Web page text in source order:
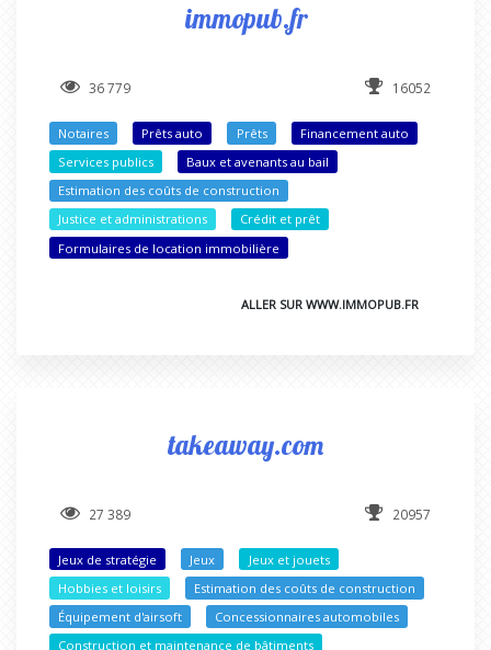
immopub.fr
36 779 16052
Notaires Prêts auto Prêts
Financement auto
Services publics
Baux et avenants au bail
Estimation des coûts de construction
Justice et administrations
Crédit et prêt
Formulaires de location immobilière
ALLER SUR WWW.IMMOPUB.FR
takeaway.com
27 389 20957
Jeux de stratégie Jeux
Jeux et jouets
Hobbies et loisirs
Estimation des coûts de construction
Équipement d'airsoft
Concessionnaires automobiles
Construction et maintenance de bâtiments